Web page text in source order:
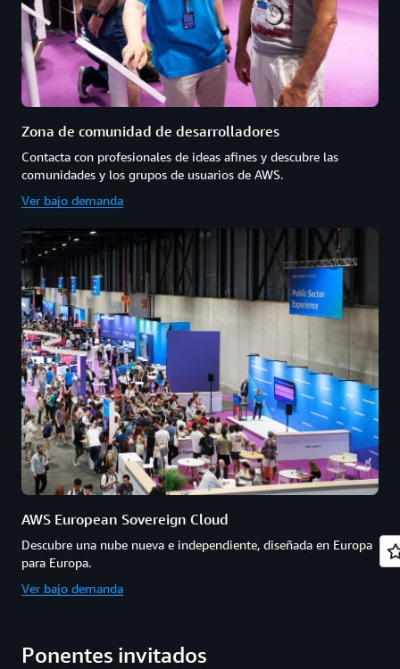
Zona de comunidad de desarrolladores
Contacta con profesionales de ideas afines y descubre las
comunidades y los grupos de usuarios de AWS.
Ver bajo demanda
AWS European Sovereign Cloud
Descubre una nube nueva e independiente, diseñada en Europa
para Europa.
Ver bajo demanda
Ponentes invitados